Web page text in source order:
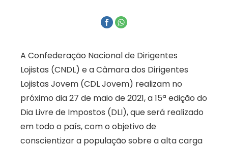
A Confederação Nacional de Dirigentes
Lojistas (CNDL) e a Câmara dos Dirigentes
Lojistas Jovem (CDL Jovem) realizam no
próximo dia 27 de maio de 2021, a 15ª edição do
Dia Livre de Impostos (DLI), que será realizado
em todo o país, com o objetivo de
conscientizar a população sobre a alta carga